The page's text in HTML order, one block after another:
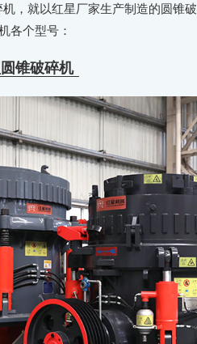
，就以红星厂家生产制造的圆锥
各个型号：
锥破碎机